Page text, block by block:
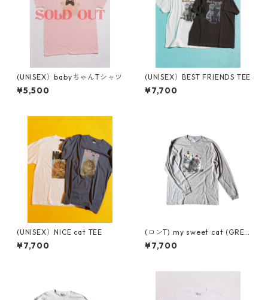
(UNISEX）babyちゃんTシャツ
¥5,500
(UNISEX）BEST FRIENDS TEE
¥7,700
(UNISEX）NICE cat TEE
¥7,700
(ロンT) my sweet cat (GRE
Y)
¥7,700